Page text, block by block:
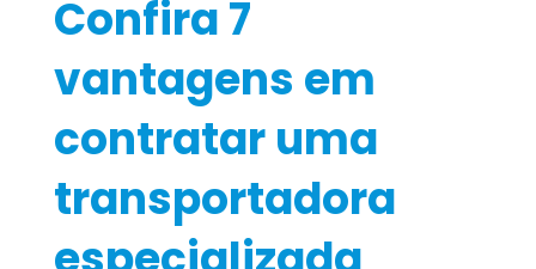
Confira 7
vantagens em
contratar uma
transportadora